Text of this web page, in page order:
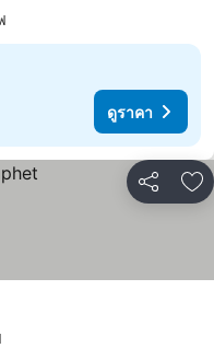
ดูราคา
แชร์ เ